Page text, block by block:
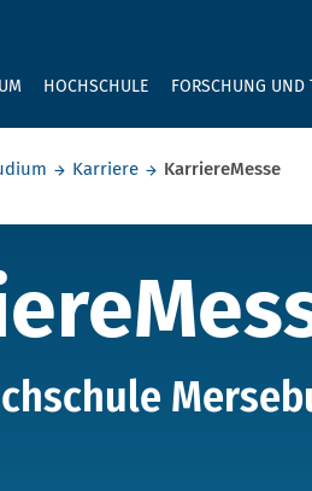
HOCHSCHULE FORSCHUNG UND
Karriere KarriereMesse